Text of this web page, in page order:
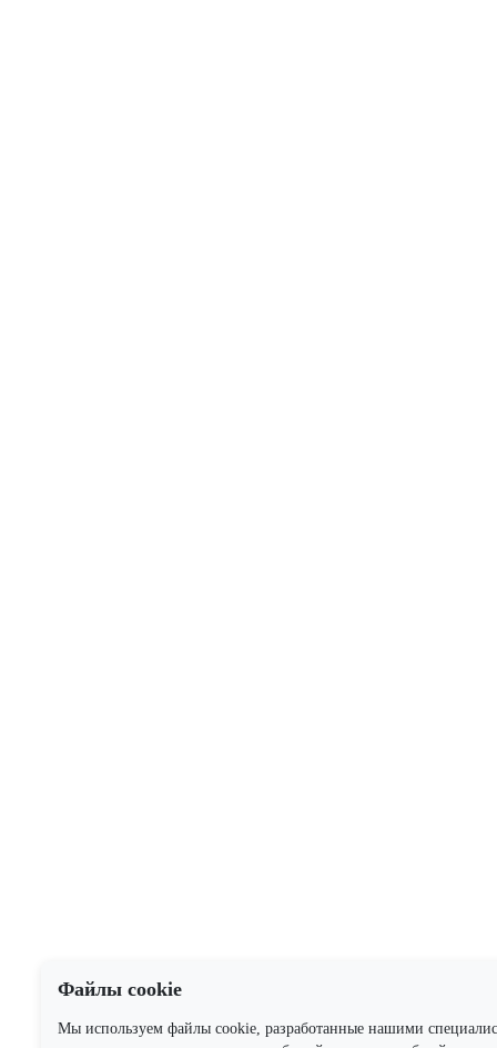
Файлы cookie
Мы используем файлы cookie, разработанные нашими